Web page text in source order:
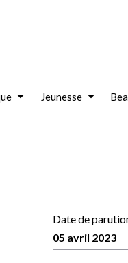
Jeunesse
Date de
05 avril 2023